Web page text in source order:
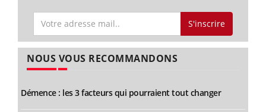
S'inscrire
NOUS VOUS RECOMMANDONS
Démence : les 3 facteurs qui pourraient tout changer